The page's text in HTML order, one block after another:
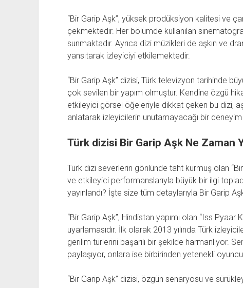
“Bir Garip Aşk”, yüksek prodüksiyon kalitesi ve
çekmektedir. Her bölümde kullanılan
sunmaktadır. Ayrıca dizi müzikleri de aşkın ve
yansıtarak izleyiciyi etkilemektedir.
“Bir Garip Aşk” dizisi, Türk televizyon tarihinde
çok sevilen bir yapım olmuştur. Kendine özgü
etkileyici görsel öğeleriyle dikkat çeken bu dizi,
anlatarak izleyicilerin unutamayacağı bir deneyim
Türk dizisi Bir Garip Aşk Ne Zaman
Türk dizi severlerin gönlünde taht kurmuş olan
ve etkileyici performanslarıyla büyük bir ilgi
yayınlandı? İşte size tüm detaylarıyla Bir Garip
“Bir Garip Aşk”, Hindistan yapımı olan “Iss
uyarlamasıdır. İlk olarak 2013 yılında Türk
gerilim türlerini başarılı bir şekilde harmanlıyor.
paylaşıyor, onlara ise birbirinden yetenekli
“Bir Garip Aşk” dizisi, özgün senaryosu ve